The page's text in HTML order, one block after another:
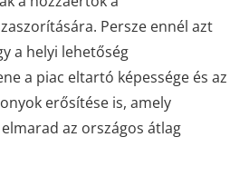
Persze ennél azt
a helyi lehetőség
a piac eltartó képessége és az
erősítése is, amely
az országos átlag